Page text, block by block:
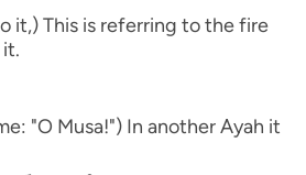
it,) This is referring to the fire
"O Musa!") In another Ayah it